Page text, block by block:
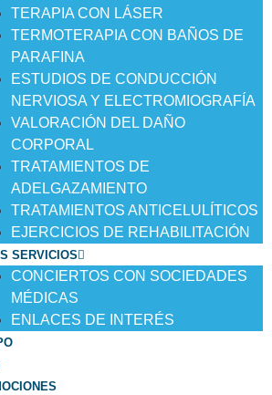
TERAPIA CON LÁSER
TERMOTERAPIA CON BAÑOS DE
PARAFINA
ESTUDIOS DE CONDUCCIÓN
NERVIOSA Y ELECTROMIOGRAFÍA
VALORACIÓN DEL DAÑO
CORPORAL
TRATAMIENTOS DE
ADELGAZAMIENTO
TRATAMIENTOS ANTICELULÍTICOS
EJERCICIOS DE REHABILITACIÓN
SERVICIOS
CONCIERTOS CON SOCIEDADES
MÉDICAS
ENLACES DE INTERÉS